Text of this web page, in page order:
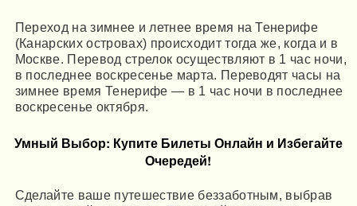
Переход на зимнее и летнее время на Тенерифе
(Канарских островах) происходит тогда же, когда и в
Москве. Перевод стрелок осуществляют в 1 час ночи,
в последнее воскресенье марта. Переводят часы на
зимнее время Тенерифе — в 1 час ночи в последнее
воскресенье октября.
Умный Выбор: Купите Билеты Онлайн и Избегайте
Очередей!
Сделайте ваше путешествие беззаботным, выбрав